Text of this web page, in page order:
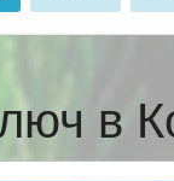
в